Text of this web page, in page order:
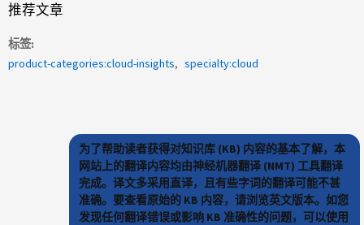
推荐文章
标签
product-categories:cloud-insights
specialty:cloud
为了帮助读者获得对知识库 (KB) 内容的基本了解，本
网站上的翻译内容均由神经机器翻译 (NMT) 工具翻译
完成。译文多采用直译，且有些字词的翻译可能不甚
准确。要查看原始的 KB 内容，请浏览英文版本。如您
发现任何翻译错误或影响 KB 准确性的问题，可以使用